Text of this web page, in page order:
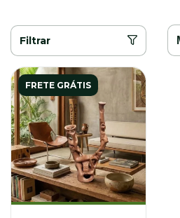
Filtrar
FRETE GRÁTIS